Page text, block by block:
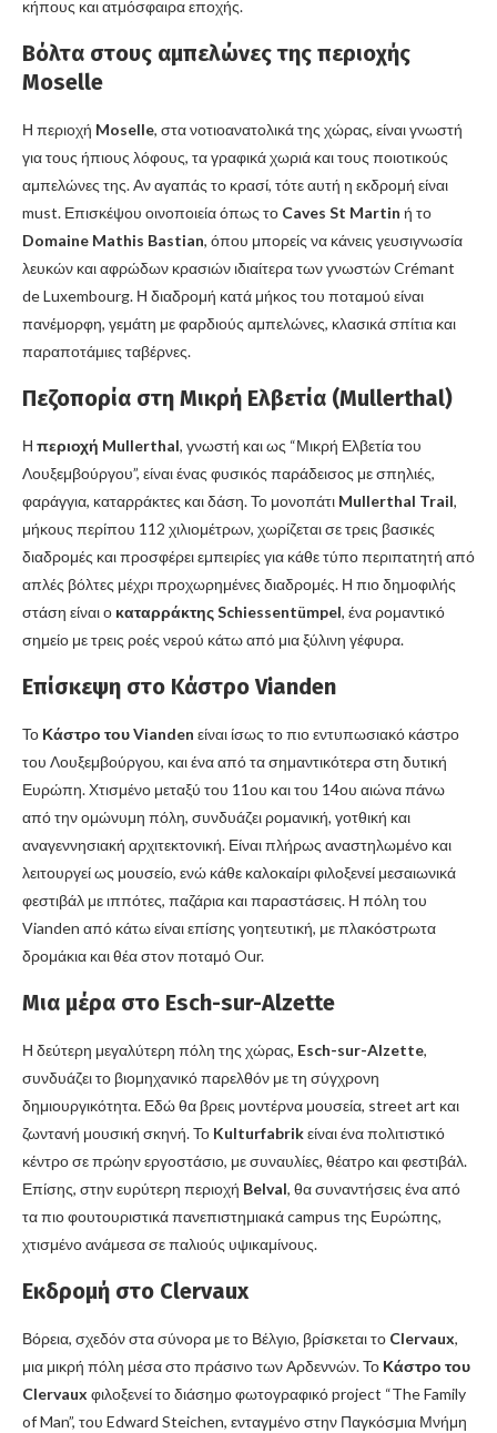
κήπους και ατμόσφαιρα εποχής.
Βόλτα στους αμπελώνες της περιοχής
Moselle
Η περιοχή Moselle, στα νοτιοανατολικά της χώρας, είναι γνωστή
για τους ήπιους λόφους, τα γραφικά χωριά και τους ποιοτικούς
αμπελώνες της. Αν αγαπάς το κρασί, τότε αυτή η εκδρομή είναι
must. Επισκέψου οινοποιεία όπως το Caves St Martin ή το
Domaine Mathis Bastian, όπου μπορείς να κάνεις γευσιγνωσία
λευκών και αφρώδων κρασιών ιδιαίτερα των γνωστών Crémant
de Luxembourg. Η διαδρομή κατά μήκος του ποταμού είναι
πανέμορφη, γεμάτη με φαρδιούς αμπελώνες, κλασικά σπίτια και
παραποτάμιες ταβέρνες.
Πεζοπορία στη Μικρή Ελβετία (Mullerthal)
Η περιοχή Mullerthal, γνωστή και ως “Μικρή Ελβετία του
Λουξεμβούργου”, είναι ένας φυσικός παράδεισος με σπηλιές,
φαράγγια, καταρράκτες και δάση. Το μονοπάτι Mullerthal Trail,
μήκους περίπου 112 χιλιομέτρων, χωρίζεται σε τρεις βασικές
διαδρομές και προσφέρει εμπειρίες για κάθε τύπο περιπατητή από
απλές βόλτες μέχρι προχωρημένες διαδρομές. Η πιο δημοφιλής
στάση είναι ο καταρράκτης Schiessentümpel, ένα ρομαντικό
σημείο με τρεις ροές νερού κάτω από μια ξύλινη γέφυρα.
Επίσκεψη στο Κάστρο Vianden
Το Κάστρο του Vianden είναι ίσως το πιο εντυπωσιακό κάστρο
του Λουξεμβούργου, και ένα από τα σημαντικότερα στη δυτική
Ευρώπη. Χτισμένο μεταξύ του 11ου και του 14ου αιώνα πάνω
από την ομώνυμη πόλη, συνδυάζει ρομανική, γοτθική και
αναγεννησιακή αρχιτεκτονική. Είναι πλήρως αναστηλωμένο και
λειτουργεί ως μουσείο, ενώ κάθε καλοκαίρι φιλοξενεί μεσαιωνικά
φεστιβάλ με ιππότες, παζάρια και παραστάσεις. Η πόλη του
Vianden από κάτω είναι επίσης γοητευτική, με πλακόστρωτα
δρομάκια και θέα στον ποταμό Our.
Μια μέρα στο Esch-sur-Alzette
Η δεύτερη μεγαλύτερη πόλη της χώρας, Esch-sur-Alzette,
συνδυάζει το βιομηχανικό παρελθόν με τη σύγχρονη
δημιουργικότητα. Εδώ θα βρεις μοντέρνα μουσεία, street art και
ζωντανή μουσική σκηνή. Το Kulturfabrikείναι ένα πολιτιστικό
κέντρο σε πρώην εργοστάσιο, με συναυλίες, θέατρο και φεστιβάλ.
Επίσης, στην ευρύτερη περιοχή Belval, θα συναντήσεις ένα από
τα πιο φουτουριστικά πανεπιστημιακά campus της Ευρώπης,
χτισμένο ανάμεσα σε παλιούς υψικαμίνους.
Εκδρομή στο Clervaux
Βόρεια, σχεδόν στα σύνορα με το Βέλγιο, βρίσκεται το Clervaux,
μια μικρή πόλη μέσα στο πράσινο των Αρδεννών. Το Κάστρο του
Clervaux φιλοξενεί το διάσημο φωτογραφικό project “The Family
of Man”, του Edward Steichen, ενταγμένο στην Παγκόσμια Μνήμη